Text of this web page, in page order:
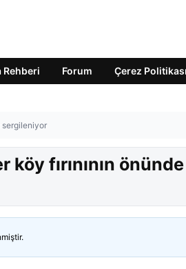
Rehberi Forum Çerez Politikası
sergileniyor
fırınının önünde